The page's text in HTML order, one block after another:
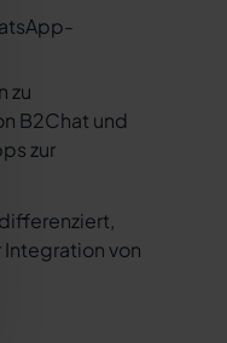
zu
B2Chat und
zur
von